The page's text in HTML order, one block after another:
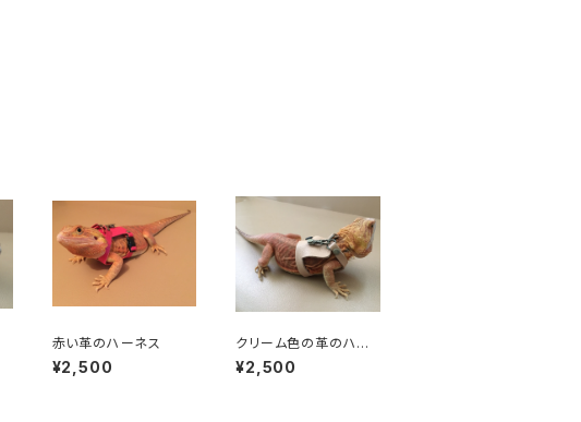
赤い革のハーネス
¥2,500
クリーム色の革のハー
ネス
¥2,500